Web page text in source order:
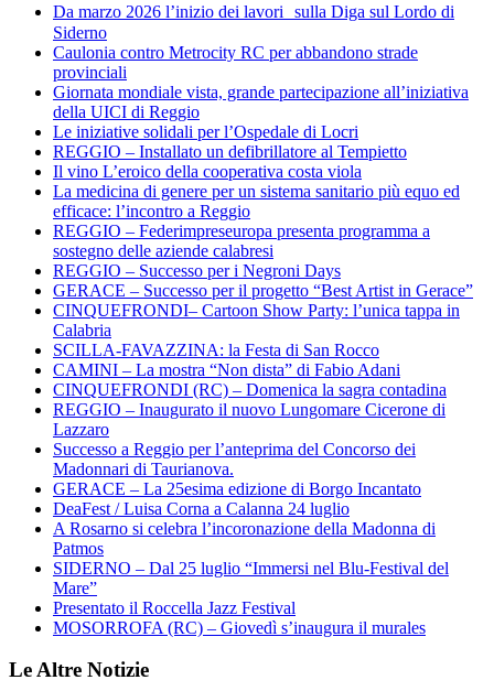
Da marzo 2026 l’inizio dei lavori sulla Diga sul Lordo di
Siderno
Caulonia contro Metrocity RC per abbandono strade
provinciali
Giornata mondiale vista, grande partecipazione all’iniziativa
della UICI di Reggio
Le iniziative solidali per l’Ospedale di Locri
REGGIO – Installato un defibrillatore al Tempietto
Il vino L’eroico della cooperativa costa viola
La medicina di genere per un sistema sanitario più equo ed
efficace: l’incontro a Reggio
REGGIO – Federimpreseuropa presenta programma a
sostegno delle aziende calabresi
REGGIO – Successo per i Negroni Days
GERACE – Successo per il progetto “Best Artist in Gerace”
CINQUEFRONDI– Cartoon Show Party: l’unica tappa in
Calabria
SCILLA-FAVAZZINA: la Festa di San Rocco
CAMINI – La mostra “Non dista” di Fabio Adani
CINQUEFRONDI (RC) – Domenica la sagra contadina
REGGIO – Inaugurato il nuovo Lungomare Cicerone di
Lazzaro
Successo a Reggio per l’anteprima del Concorso dei
Madonnari di Taurianova.
GERACE – La 25esima edizione di Borgo Incantato
DeaFest / Luisa Corna a Calanna 24 luglio
A Rosarno si celebra l’incoronazione della Madonna di
Patmos
SIDERNO – Dal 25 luglio “Immersi nel Blu-Festival del
Mare”
Presentato il Roccella Jazz Festival
MOSORROFA (RC) – Giovedì s’inaugura il murales
Le Altre Notizie